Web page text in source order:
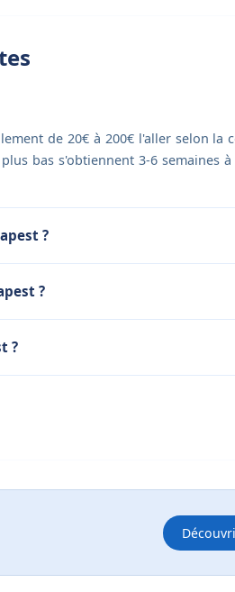
de 20€ à 200€ l'aller selon la
bas s'obtiennent 3-6 semaines à
?
?
?